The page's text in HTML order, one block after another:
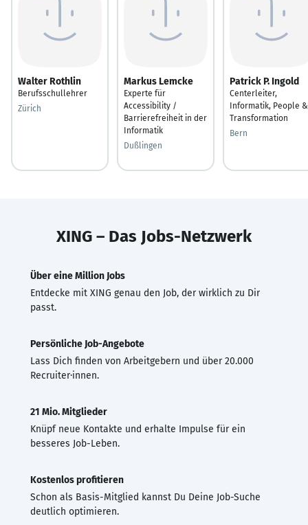
Walter Rothlin
Berufsschullehrer
Zürich
Markus Lemcke
Experte für
Accessibility /
Barrierefreiheit in der
Informatik
Dußlingen
Patrick P. Ingold
Centerleiter,
Informatik, People &
Transformation
Bern
XING – Das Jobs-Netzwerk
Über eine Million Jobs
Entdecke mit XING genau den Job, der wirklich zu Dir
passt.
Persönliche Job-Angebote
Lass Dich finden von Arbeitgebern und über 20.000
Recruiter·innen.
21 Mio. Mitglieder
Knüpf neue Kontakte und erhalte Impulse für ein
besseres Job-Leben.
Kostenlos profitieren
Schon als Basis-Mitglied kannst Du Deine Job-Suche
deutlich optimieren.